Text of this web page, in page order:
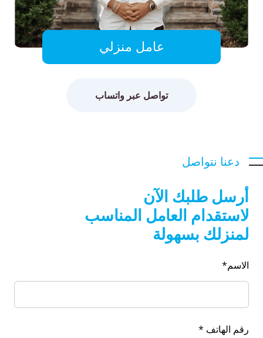
عامل منزلي
تواصل عبر واتساب
دعنا نتواصل
أرسل طلبك الآن
لاستقدام العامل المناسب
لمنزلك بسهولة
الاسم*
رقم الهاتف *